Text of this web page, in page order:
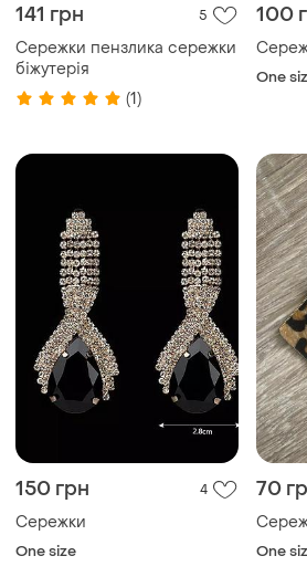
141 грн 5
Сережки пензлика сережки
біжутерія
(1)
100
One
150 грн 4
Сережки
One size
70
One